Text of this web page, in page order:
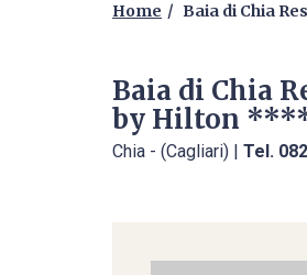
Home Baia di Chia
Baia di Chia
by Hilton
Chia - (Cagliari) | Tel.